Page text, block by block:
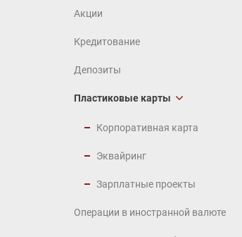
Акции
Кредитование
Депозиты
Пластиковые карты
Корпоративная карта
Эквайринг
Зарплатные проекты
Операции в иностранной валюте